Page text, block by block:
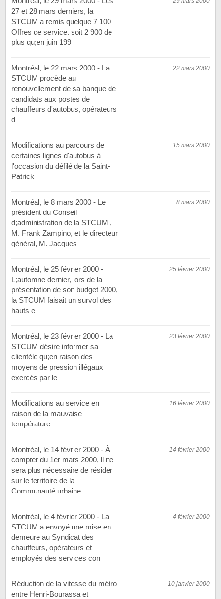
27 et 28 mars derniers, la
STCUM a remis quelque 7 100
Offres de service, soit 2 900 de
plus qu;en juin 199
22 mars 2000
Montréal, le 22 mars 2000 - La
STCUM procède au
renouvellement de sa banque de
candidats aux postes de
chauffeurs d'autobus, opérateurs
d
15 mars 2000
Modifications au parcours de
certaines lignes d'autobus à
l'occasion du défilé de la Saint-
Patrick
8 mars 2000
Montréal, le 8 mars 2000 - Le
président du Conseil
d;administration de la STCUM ,
M. Frank Zampino, et le directeur
général, M. Jacques
25 février 2000
Montréal, le 25 février 2000 -
L;automne dernier, lors de la
présentation de son budget 2000,
la STCUM faisait un survol des
hauts e
23 février 2000
Montréal, le 23 février 2000 - La
STCUM désire informer sa
clientèle qu;en raison des
moyens de pression illégaux
exercés par le
16 février 2000
Modifications au service en
raison de la mauvaise
température
14 février 2000
Montréal, le 14 février 2000 - À
compter du 1er mars 2000, il ne
sera plus nécessaire de résider
sur le territoire de la
Communauté urbaine
4 février 2000
Montréal, le 4 février 2000 - La
STCUM a envoyé une mise en
demeure au Syndicat des
chauffeurs, opérateurs et
employés des services con
10 janvier 2000
Réduction de la vitesse du métro
entre Henri-Bourassa et